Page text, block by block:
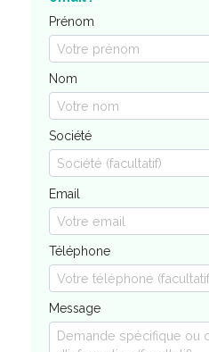
Prénom
Nom
Société
Email
Téléphone
Message